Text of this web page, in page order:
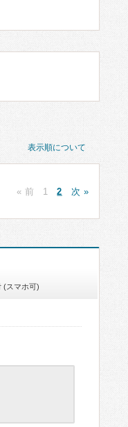
表示順について
« 前 1 2 次 »
(スマホ可)